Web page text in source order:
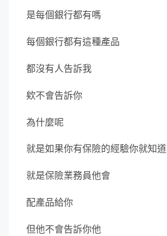
是每個銀行都有嗎
每個銀行都有這種產品
都沒有人告訴我
欸不會告訴你
為什麼呢
就是如果你有保險的經驗你就知道
就是保險業務員他會
配產品給你
但他不會告訴你他